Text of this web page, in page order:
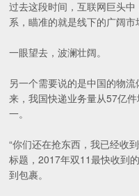
过去这段时间，互联网巨头
系，瞄准的就是线下的广阔市
一眼望去，波澜壮阔。
另一个需要说的是中国的物
来，我国快递业务量从57亿
一。
“你们还在抢东西，我已经收
标题，2017年双11最快收到
到包裹。